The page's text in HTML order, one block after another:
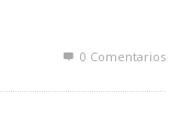
0 Comentarios